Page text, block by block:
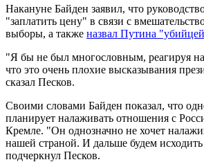
Накануне Байден заявил, что
"заплатить цену" в связи с
выборы, а также назвал Путина
"Я бы не был многословным, реагируя
что это очень плохие высказывания
сказал Песков.
Своими словами Байден показал, что
планирует налаживать отношения с
Кремле. "Он однозначно не хочет
нашей страной. И дальше будем
подчеркнул Песков.